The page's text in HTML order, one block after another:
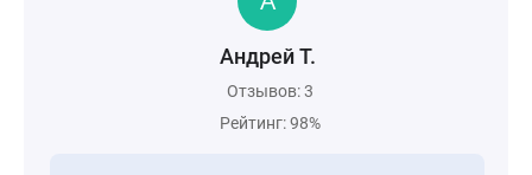
Андрей Т.
Отзывов: 3
Рейтинг: 98%